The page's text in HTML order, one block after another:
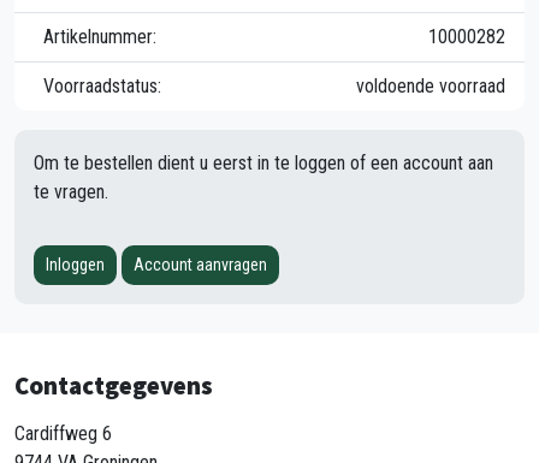
Artikelnummer: 10000282
Voorraadstatus: voldoende voorraad
Om te bestellen dient u eerst in te loggen of een account aan
te vragen.
Inloggen Account aanvragen
Contactgegevens
Cardiffweg 6